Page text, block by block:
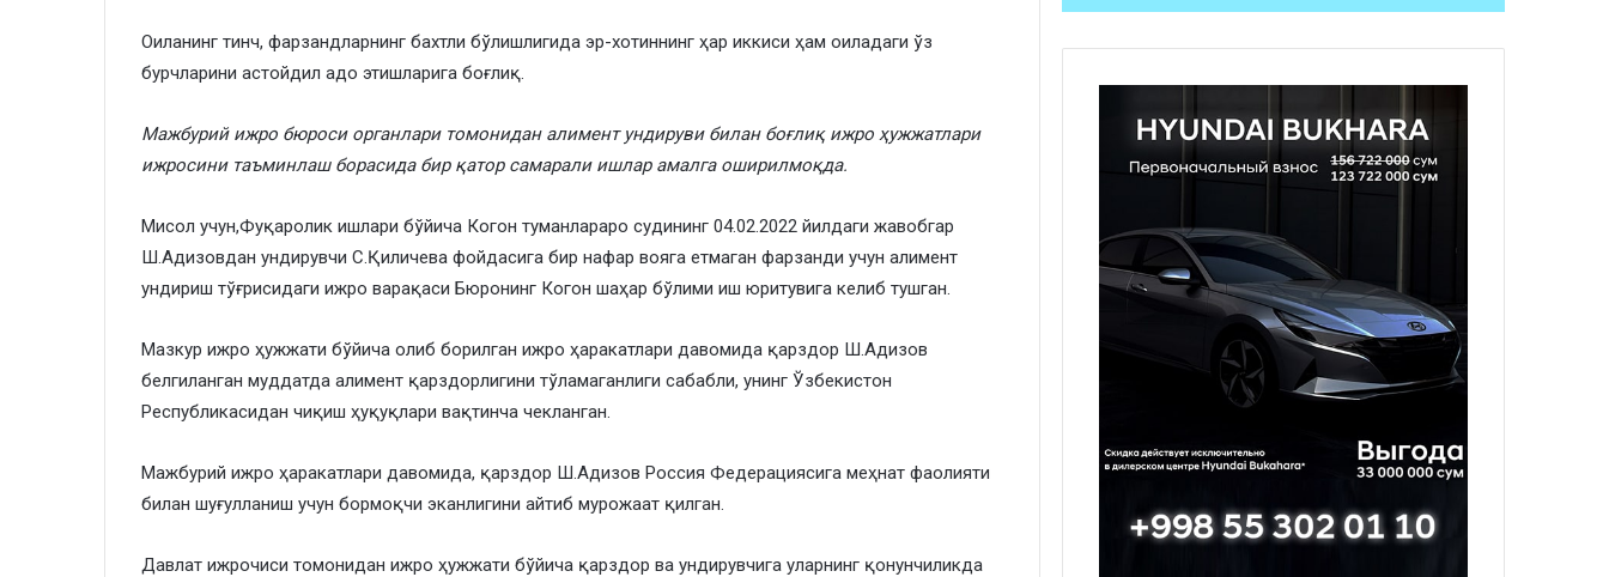
Оиланинг тинч, фарзандларнинг бахтли бўлишлигида эр-хотиннинг ҳар иккиси ҳам оиладаги ўз
бурчларини астойдил адо этишларига боғлиқ.
Мажбурий ижро бюроси органлари томонидан алимент ундируви билан боғлиқ ижро ҳужжатлари
ижросини таъминлаш борасида бир қатор самарали ишлар амалга оширилмоқда.
Мисол учун,Фуқаролик ишлари бўйича Когон туманлараро судининг 04.02.2022 йилдаги жавобгар
Ш.Адизовдан ундирувчи С.Қиличева фойдасига бир нафар вояга етмаган фарзанди учун алимент
ундириш тўғрисидаги ижро варақаси Бюронинг Когон шаҳар бўлими иш юритувига келиб тушган.
Мазкур ижро ҳужжати бўйича олиб борилган ижро ҳаракатлари давомида қарздор Ш.Адизов
белгиланган муддатда алимент қарздорлигини тўламаганлиги сабабли, унинг Ўзбекистон
Республикасидан чиқиш ҳуқуқлари вақтинча чекланган.
Мажбурий ижро ҳаракатлари давомида, қарздор Ш.Адизов Россия Федерациясига меҳнат фаолияти
билан шуғулланиш учун бормоқчи эканлигини айтиб мурожаат қилган.
Давлат ижрочиси томонидан ижро ҳужжати бўйича қарздор ва ундирувчига уларнинг қонунчиликда